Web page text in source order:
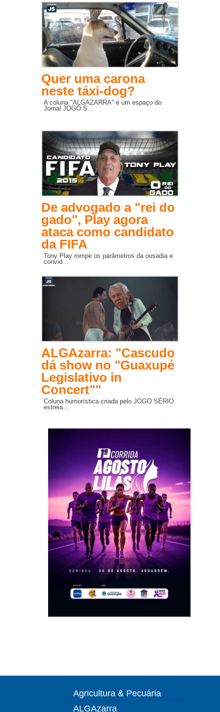
Quer uma carona
neste táxi-dog?
A coluna "ALGAZARRA" é um espaço do
Jornal JOGO S...
De advogado a "rei do
gado", Play agora
ataca como candidato
da FIFA
Tony Play rompe os parâmetros da ousadia e
convid...
ALGAzarra: "Cascudo
dá show no "Guaxupé
Legislativo in
Concert""
Coluna humorística criada pelo JOGO SÉRIO
estreia...
Agricultura & Pecuária
ALGAzarra